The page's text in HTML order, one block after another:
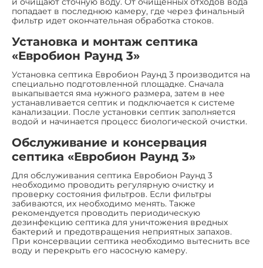
попадает в последнюю камеру, где через финальный
фильтр идет окончательная обработка стоков.
Установка и монтаж септика
«Евробион Раунд 3»
Установка септика Евробион Раунд 3 производится на
специально подготовленной площадке. Сначала
выкапывается яма нужного размера, затем в нее
устанавливается септик и подключается к системе
канализации. После установки септик заполняется
водой и начинается процесс биологической очистки.
Обслуживание и консервация
септика «Евробион Раунд 3»
Для обслуживания септика Евробион Раунд 3
необходимо проводить регулярную очистку и
проверку состояния фильтров. Если фильтры
забиваются, их необходимо менять. Также
рекомендуется проводить периодическую
дезинфекцию септика для уничтожения вредных
бактерий и предотвращения неприятных запахов.
При консервации септика необходимо вытеснить все
воду и перекрыть его насосную камеру.